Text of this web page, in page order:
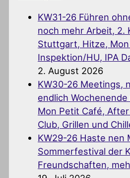
KW31-26 Führen
noch mehr Arbeit, 2.
Stuttgart, Hitze,
Inspektion/HU, IPA
2. August 2026
KW30-26 Meetings,
endlich
Mon Petit Café, After
Club, Grillen und
KW29-26 Haste nen
Sommerfestival der
Freundschaften,